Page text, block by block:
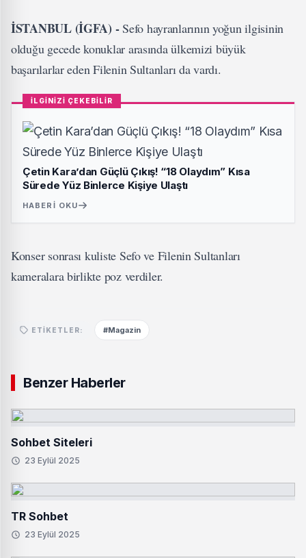
İSTANBUL (İGFA) -Sefo hayranlarının yoğun ilgisinin
olduğu gecede konuklar arasında ülkemizi büyük
başarılarlar eden Filenin Sultanları da vardı.
İLGİNİZİ ÇEKEBİLİR
Çetin Kara’dan Güçlü Çıkış! “18 Olaydım” Kısa
Sürede Yüz Binlerce Kişiye Ulaştı
HABERI OKU
Konser sonrası kuliste Sefo ve Filenin Sultanları
kameralara birlikte poz verdiler.
ETIKETLER: #Magazin
Benzer Haberler
Sohbet Siteleri
23 Eylül 2025
TR Sohbet
23 Eylül 2025